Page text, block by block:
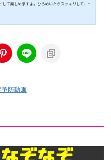
して楽しめますよ。ひらめいたらスッキリして、認
防動画